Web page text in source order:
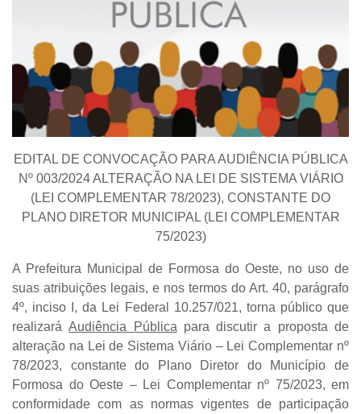
EDITAL DE CONVOCAÇÃO PARA AUDIÊNCIA PÚBLICA
Nº 003/2024 ALTERAÇÃO NA LEI DE SISTEMA VIÁRIO
(LEI COMPLEMENTAR 78/2023), CONSTANTE DO
PLANO DIRETOR MUNICIPAL (LEI COMPLEMENTAR
75/2023)
A Prefeitura Municipal de Formosa do Oeste, no uso de
suas atribuições legais, e nos termos do Art. 40, parágrafo
4º, inciso I , da Lei Federal 10.257/021, torna público que
realizaráAudiência Pública para discutir a proposta de
alteração na Lei de Sistema Viário – Lei Complementar nº
78/2023, constante do Plano Diretor do Município de
Formosa do Oeste – Lei Complementar nº 75/2023, em
conformidade com as normas vigentes de participação